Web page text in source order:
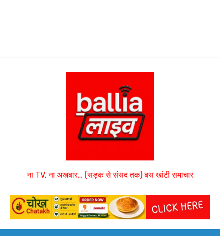
ना TV, ना अखबार… (सड़क से संसद तक) बस खांटी समाचार